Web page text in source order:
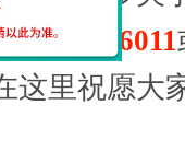
信：
des6011
这里祝愿大